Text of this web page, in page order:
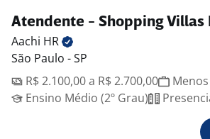
Atendente - Shopping Villas
Aachi HR
São Paulo - SP
R$ 2.100,00 a R$ 2.700,00
Ensino Médio (2º Grau)